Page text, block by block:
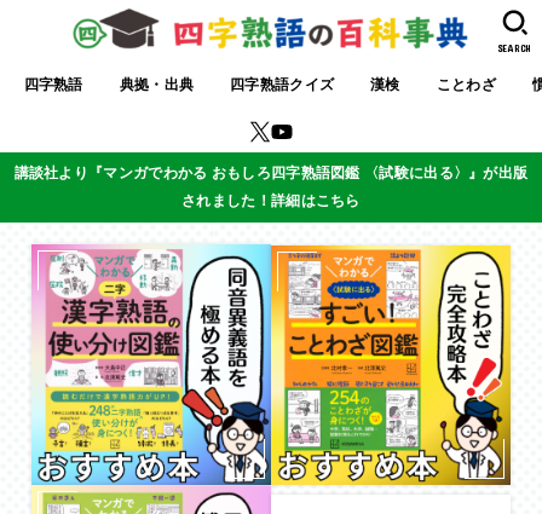
四字熟語 典拠・出典 四字熟語クイズ 漢検 ことわざ
SEARCH
講談社より『マンガでわかる おもしろ四字熟語図鑑 〈試験に出る〉』が出版
されました！詳細はこちら